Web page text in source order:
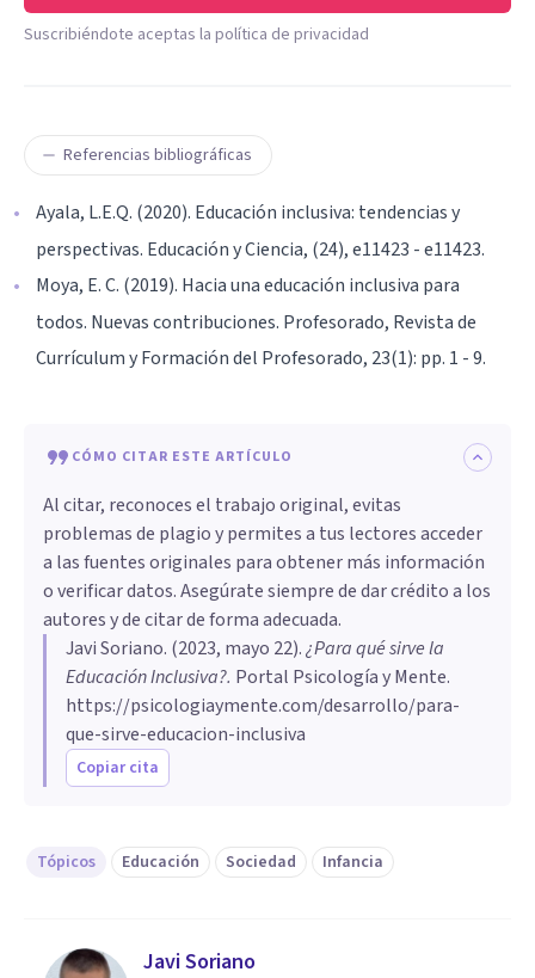
Suscribiéndote aceptas la política de privacidad
Referencias bibliográficas
Ayala, L.E.Q. (2020). Educación inclusiva: tendencias y
perspectivas. Educación y Ciencia, (24), e11423 - e11423.
Moya, E. C. (2019). Hacia una educación inclusiva para
todos. Nuevas contribuciones. Profesorado, Revista de
Currículum y Formación del Profesorado, 23(1): pp. 1 - 9.
CÓMO CITAR ESTE ARTÍCULO
Al citar, reconoces el trabajo original, evitas
problemas de plagio y permites a tus lectores acceder
a las fuentes originales para obtener más información
o verificar datos. Asegúrate siempre de dar crédito a los
autores y de citar de forma adecuada.
Javi Soriano. (2023, mayo 22).¿Para qué sirve la
Educación Inclusiva?. Portal Psicología y Mente.
https://psicologiaymente.com/desarrollo/para-
que-sirve-educacion-inclusiva
Copiar cita
Tópicos Educación Sociedad Infancia
Javi Soriano